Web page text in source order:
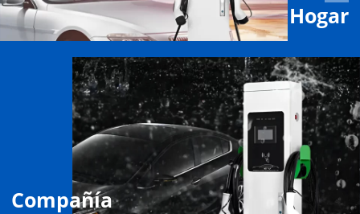
Hogar
Compañía